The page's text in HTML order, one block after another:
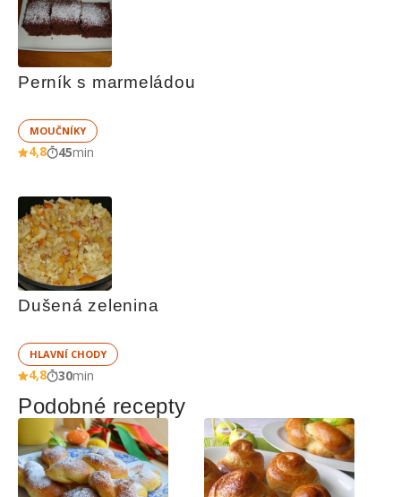
Perník s marmeládou
MOUČNÍKY
4,8 45min
Dušená zelenina
HLAVNÍ CHODY
4,8 30min
Podobné recepty